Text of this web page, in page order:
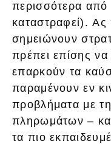
περισσότερα από
καταστραφεί).
σημειώνουν
πρέπει επίσης
επαρκούν τα
παραμένουν εν
προβλήματα με
πληρωμάτων –
τα πιο